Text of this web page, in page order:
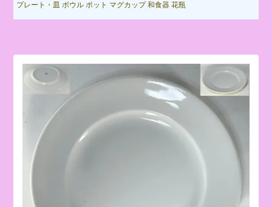
プレート・皿 ボウル ポット マグカップ 和食器 花瓶